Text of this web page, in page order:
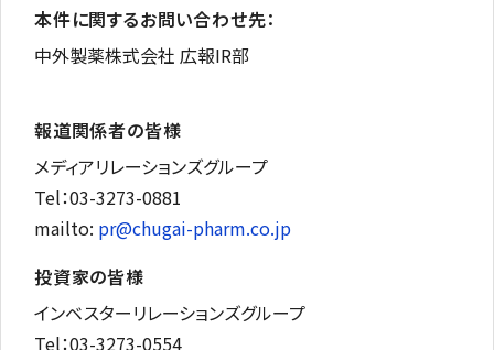
本件に関するお問い合わせ先：
中外製薬株式会社 広報IR部
報道関係者の皆様
メディアリレーションズグループ
Tel：03-3273-0881
mailto: pr@chugai-pharm.co.jp
投資家の皆様
インベスターリレーションズグループ
Tel：03-3273-0554